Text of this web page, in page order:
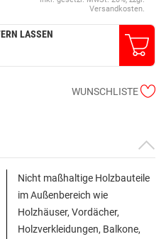
Versandkosten.
LASSEN
WUNSCHLISTE
Nicht maßhaltige Holzbauteile
im Außenbereich wie
Holzhäuser, Vordächer,
Holzverkleidungen, Balkone,